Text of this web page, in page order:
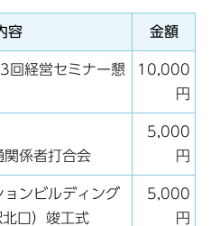
容 金額
回経営セミナー懇
10,000
円
関係者打合会
5,000
円
ョンビルディング
北口）竣工式
5,000
円